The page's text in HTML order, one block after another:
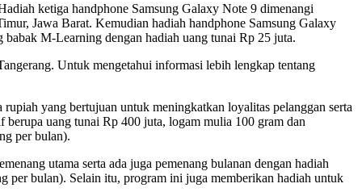
ketiga handphone Samsung Galaxy Note 9 dimenangi
Jawa Barat. Kemudian hadiah handphone Samsung Galaxy
M-Learning dengan hadiah uang tunai Rp 25 juta.
Untuk mengetahui informasi lebih lengkap tentang
yang bertujuan untuk meningkatkan loyalitas pelanggan serta
berupa uang tunai Rp 400 juta, logam mulia 100 gram dan
per bulan).
utama serta ada juga pemenang bulanan dengan hadiah
per bulan). Selain itu, program ini juga memberikan hadiah untuk